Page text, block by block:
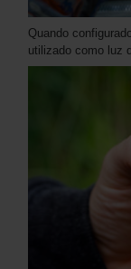
Quando
utilizado como luz